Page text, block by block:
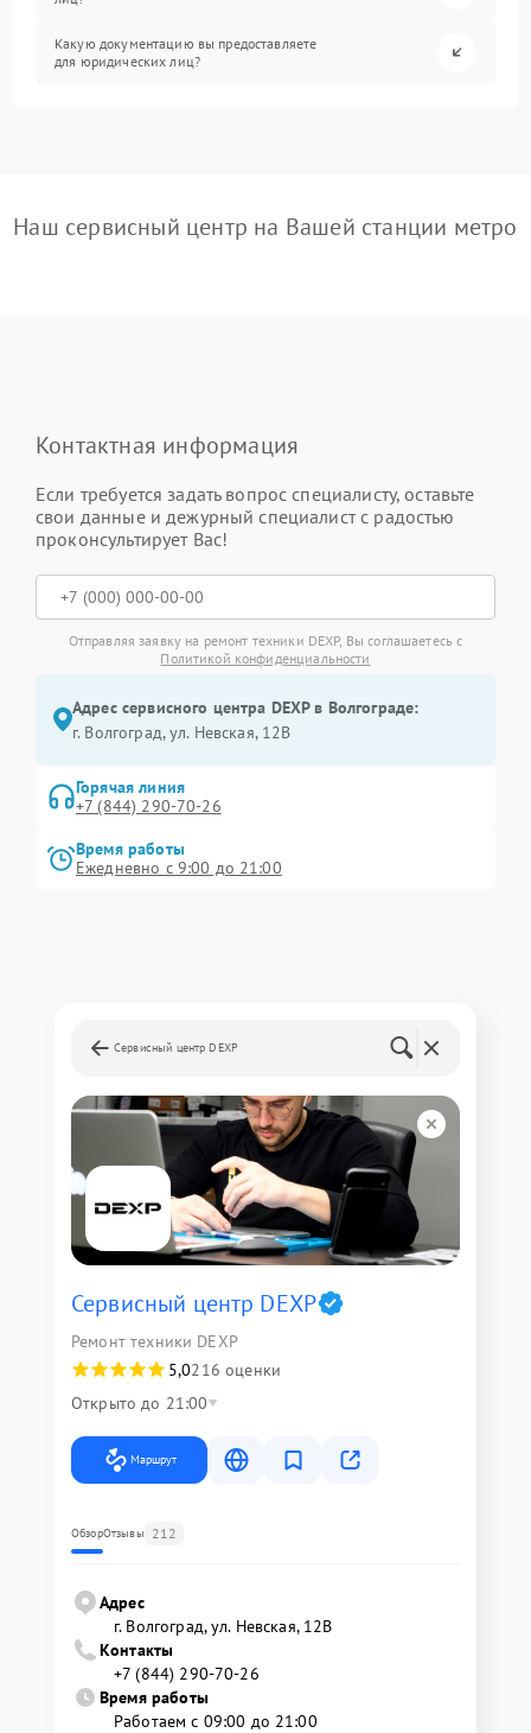
Какую документацию вы предоставляете
для юридических лиц?
Наш сервисный центр на Вашей станции метро
Контактная информация
Если требуется задать вопрос специалисту, оставьте
свои данные и дежурный специалист с радостью
проконсультирует Вас!
Отправляя заявку на ремонт техники DEXP, Вы соглашаетесь с
Политикой конфиденциальности
Адрес сервисного центра DEXP в Волгограде:
г. Волгоград, ул. Невская, 12В
Горячая линия
+7 (844) 290-70-26
Время работы
Ежедневно с 9:00 до 21:00
Сервисный центр DEXP
Сервисный центр DEXP
Ремонт техники DEXP
5,0216 оценки
Открыто до 21:00
Маршрут
ОбзорОтзывы 212
Адрес
г. Волгоград, ул. Невская, 12В
Контакты
+7 (844) 290-70-26
Время работы
Работаем с 09:00 до 21:00